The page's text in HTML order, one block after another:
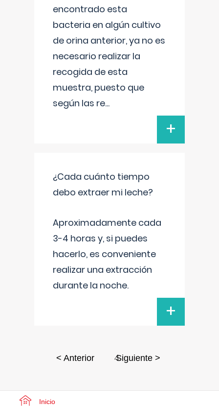
encontrado esta
bacteria en algún cultivo
de orina anterior, ya no es
necesario realizar la
recogida de esta
muestra, puesto que
según las re...
+
¿Cada cuánto tiempo
debo extraer mi leche?
Aproximadamente cada
3-4 horas y, si puedes
hacerlo, es conveniente
realizar una extracción
durante la noche.
+
< Anterior 4
Siguiente >
Inicio